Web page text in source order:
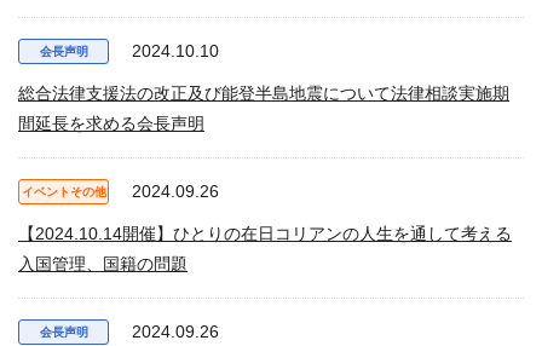
会長声明 2024.10.10
総合法律支援法の改正及び能登半島地震について法律相談実施期
間延長を求める会長声明
イベントその他 2024.09.26
【2024.10.14開催】ひとりの在日コリアンの人生を通して考える
入国管理、国籍の問題
会長声明 2024.09.26